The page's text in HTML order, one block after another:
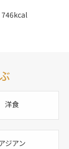
746kcal
洋食
ジアン